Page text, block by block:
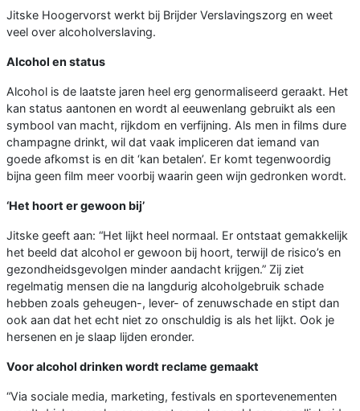
Jitske Hoogervorst werkt bij Brijder Verslavingszorg en weet
veel over alcoholverslaving.
Alcohol en status
Alcohol is de laatste jaren heel erg genormaliseerd geraakt. Het
kan status aantonen en wordt al eeuwenlang gebruikt als een
symbool van macht, rijkdom en verfijning. Als men in films dure
champagne drinkt, wil dat vaak impliceren dat iemand van
goede afkomst is en dit ‘kan betalen’. Er komt tegenwoordig
bijna geen film meer voorbij waarin geen wijn gedronken wordt.
‘Het hoort er gewoon bij’
Jitske geeft aan: “Het lijkt heel normaal. Er ontstaat gemakkelijk
het beeld dat alcohol er gewoon bij hoort, terwijl de risico’s en
gezondheidsgevolgen minder aandacht krijgen.” Zij ziet
regelmatig mensen die na langdurig alcoholgebruik schade
hebben zoals geheugen-, lever- of zenuwschade en stipt dan
ook aan dat het echt niet zo onschuldig is als het lijkt. Ook je
hersenen en je slaap lijden eronder.
Voor alcohol drinken wordt reclame gemaakt
“Via sociale media, marketing, festivals en sportevenementen